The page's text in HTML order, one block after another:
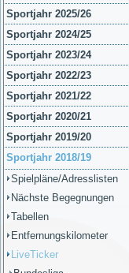
Sportjahr 2025/26
Sportjahr 2024/25
Sportjahr 2023/24
Sportjahr 2022/23
Sportjahr 2021/22
Sportjahr 2020/21
Sportjahr 2019/20
Sportjahr 2018/19
Spielpläne/Adresslisten
Nächste Begegnungen
Tabellen
Entfernungskilometer
LiveTicker